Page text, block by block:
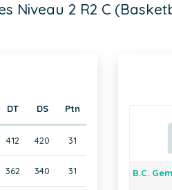
Niveau 2 R2 C
DT DS Ptn
412 420 31
362 340 31
B.C.